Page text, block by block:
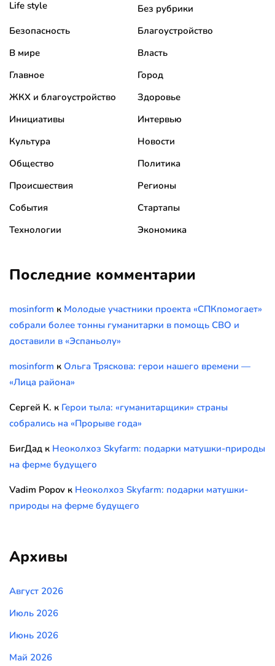
Life style
Без рубрики
Безопасность
Благоустройство
В мире
Власть
Главное
Город
ЖКХ и благоустройство
Здоровье
Инициативы
Интервью
Культура
Новости
Общество
Политика
Происшествия
Регионы
События
Стартапы
Технологии
Экономика
Последние комментарии
mosinform к Молодые участники проекта «СПКпомогает»
собрали более тонны гуманитарки в помощь СВО и
доставили в «Эспаньолу»
mosinform к Ольга Тряскова: герои нашего времени —
«Лица района»
Сергей К. к Герои тыла: «гуманитарщики» страны
собрались на «Прорыве года»
БигДад к Неоколхоз Skyfarm: подарки матушки-природы
на ферме будущего
Vadim Popov к Неоколхоз Skyfarm: подарки матушки-
природы на ферме будущего
Архивы
Август 2026
Июль 2026
Июнь 2026
Май 2026